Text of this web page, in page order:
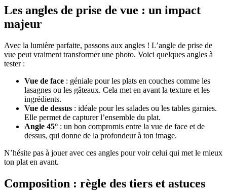
Les angles de prise de vue : un impact
majeur
Avec la lumière parfaite, passons aux angles ! L’angle de prise de
vue peut vraiment transformer une photo. Voici quelques angles à
tester :
Vue de face : géniale pour les plats en couches comme les
lasagnes ou les gâteaux. Cela met en avant la texture et les
ingrédients.
Vue de dessus : idéale pour les salades ou les tables garnies.
Elle permet de capturer l’ensemble du plat.
Angle 45° : un bon compromis entre la vue de face et de
dessus, qui donne de la profondeur à ton image.
N’hésite pas à jouer avec ces angles pour voir celui qui met le mieux
ton plat en avant.
Composition : règle des tiers et astuces